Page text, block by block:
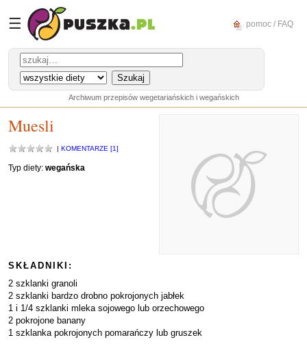
☰ pomoc / FAQ
Archiwum przepisów wegetariańskich i wegańskich
Muesli
| KOMENTARZE [1]
Typ diety: wegańska
SKŁADNIKI:
2 szklanki granoli
2 szklanki bardzo drobno pokrojonych jabłek
1 i 1/4 szklanki mleka sojowego lub orzechowego
2 pokrojone banany
1 szklanka pokrojonych pomarańczy lub gruszek